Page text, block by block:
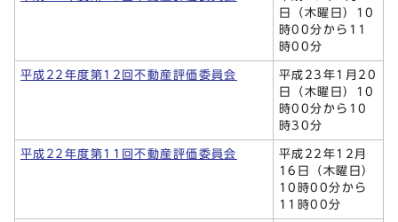
日（木曜日）10
時00分から11
時00分
平成22年度第12回不動産評価委員会
平成23年1月20
日（木曜日）10
時00分から10
時30分
平成22年度第11回不動産評価委員会
平成22年12月
16日（木曜日）
10時00分から
11時00分